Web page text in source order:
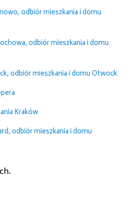
odbiór mieszkania i domu
odbiór mieszkania i domu
odbiór mieszkania i domu Otwock
Kraków
odbiór mieszkania i domu